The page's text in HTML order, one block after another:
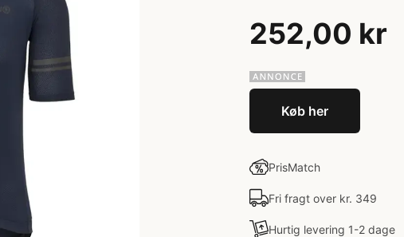
252,00 kr
Køb her
PrisMatch
Fri fragt over kr. 349
Hurtig levering 1-2 dage